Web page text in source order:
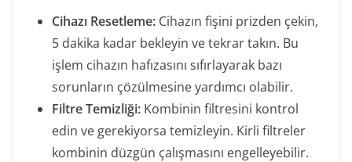
Cihazı Resetleme: Cihazın fişini prizden çekin,
5 dakika kadar bekleyin ve tekrar takın. Bu
işlem cihazın hafızasını sıfırlayarak bazı
sorunların çözülmesine yardımcı olabilir.
Filtre Temizliği: Kombinin filtresini kontrol
edin ve gerekiyorsa temizleyin. Kirli filtreler
kombinin düzgün çalışmasını engelleyebilir.